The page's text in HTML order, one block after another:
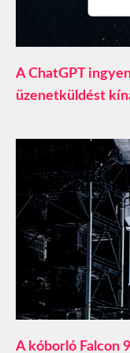
A ChatGPT
üzenetküldést
A kóborló Falcon